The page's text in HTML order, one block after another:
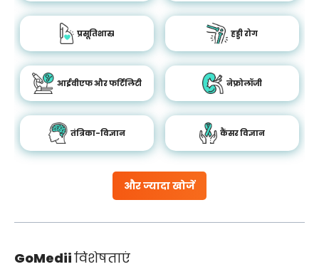
और ज्यादा खोजें
प्रसूतिशास्र हड्डी रोग
आईवीएफ और फर्टिलिटी नेफ्रोलॉजी
तंत्रिका-विज्ञान कैंसर विज्ञान
GoMediiविशेषताएं